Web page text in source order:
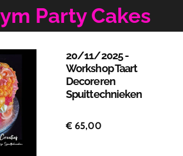
Party Cakes
20/11/2025 -
Workshop Taart
Decoreren
Spuittechnieken
€ 65,00